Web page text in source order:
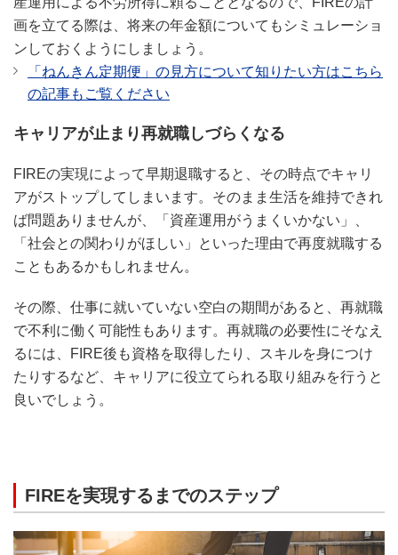
画を立てる際は、将来の年金額についてもシミュレーショ
ンしておくようにしましょう。
「ねんきん定期便」の見方について知りたい方はこちら
の記事もご覧ください
キャリアが止まり再就職しづらくなる
FIREの実現によって早期退職すると、その時点でキャリ
アがストップしてしまいます。そのまま生活を維持できれ
ば問題ありませんが、「資産運用がうまくいかない」、
「社会との関わりがほしい」といった理由で再度就職する
こともあるかもしれません。
その際、仕事に就いていない空白の期間があると、再就職
で不利に働く可能性もあります。再就職の必要性にそなえ
るには、FIRE後も資格を取得したり、スキルを身につけ
たりするなど、キャリアに役立てられる取り組みを行うと
良いでしょう。
FIREを実現するまでのステップ